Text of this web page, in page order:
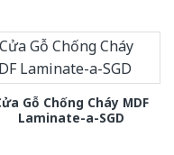
Gỗ Chống Cháy MDF
Laminate-a-SGD